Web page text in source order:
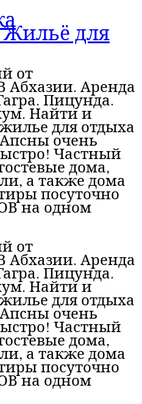
для
от
Аренда
Пицунда.
Найти и
для отдыха
очень
Частный
дома,
а также дома
посуточно
на одном
от
Аренда
Пицунда.
Найти и
для отдыха
очень
Частный
дома,
а также дома
посуточно
на одном